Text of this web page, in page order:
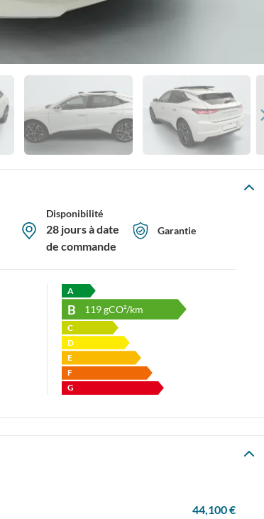
Disponibilité
28 jours à date
de commande
Garantie
A
B 119gCO²/km
C
D
E
F
G
44,100 €